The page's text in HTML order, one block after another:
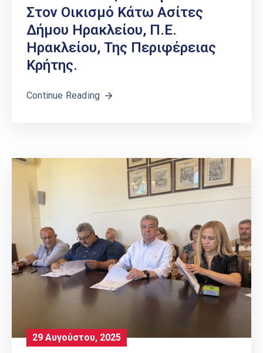
Στον Οικισμό Κάτω Ασίτες
Δήμου Ηρακλείου, Π.Ε.
Ηρακλείου, Της Περιφέρειας
Κρήτης.
Continue Reading
29 Αυγούστου, 2025